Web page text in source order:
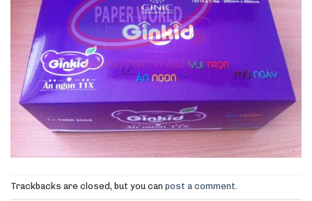
Trackbacks are closed, but you can post a comment